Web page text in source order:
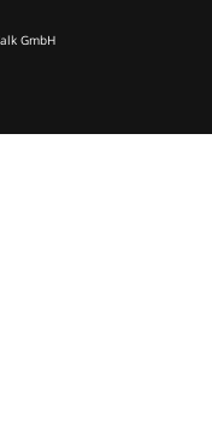
GmbH